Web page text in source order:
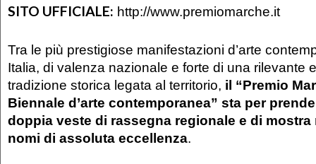
SITO UFFICIALE: http://www.premiomarche.it
Tra le più prestigiose manifestazioni d’arte
Italia, di valenza nazionale e forte di una rilevante
tradizione storica legata al territorio, il “Premio
Biennale d’arte contemporanea” sta per
doppia veste di rassegna regionale e di
nomi di assoluta eccellenza.